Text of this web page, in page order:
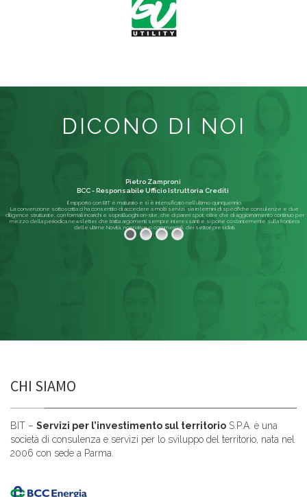
DICONO DI NOI
Il rapporto con BIT è maturato e si è intensificato nell'ultimo quinquennio.
La convenzione sottoscritta ci ha consentito di accedere a molti servizi, sia in termini di specifiche consulenze e due
diligence strutturate, con formali incarichi e sopralluoghi on-site, che di pareri spot; oltre che di aggiornamento continuo per
mezzo della periodica newsletter, che tratta argomenti sempre interessanti e si pone costantemente sulla frontiera
delle ultime Novità, normative o commerciali, dei settori presidiati.
Pietro Zamproni
BCC - Responsabile Ufficio Istruttoria Crediti
Leggi di più
CHI SIAMO
BIT – Servizi per l’investimento sul territorio S.P.A. è una
società di consulenza e servizi per lo sviluppo del territorio, nata nel
2006 con sede a Parma.